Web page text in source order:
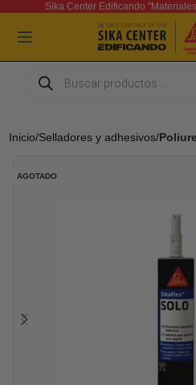
Sika Center Edificando
Inicio Selladores y adhesivos
AGOTADO